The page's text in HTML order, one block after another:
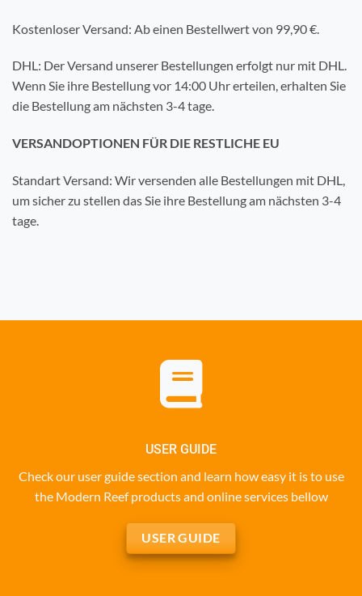
Kostenloser Versand: Ab einen Bestellwert von 99,90 €.
DHL: Der Versand unserer Bestellungen erfolgt nur mit DHL.
Wenn Sie ihre Bestellung vor 14:00 Uhr erteilen, erhalten Sie
die Bestellung am nächsten 3-4 tage.
VERSANDOPTIONEN FÜR DIE RESTLICHE EU
Standart Versand: Wir versenden alle Bestellungen mit DHL,
um sicher zu stellen das Sie ihre Bestellung am nächsten 3-4
tage.
USER GUIDE
Check our user guide section and learn how easy it is to use
the Modern Reef products and online services bellow
USER GUIDE